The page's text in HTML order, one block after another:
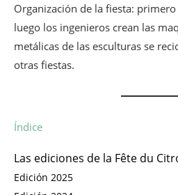
Organización de la fiesta:
luego los ingenieros crean las
metálicas de las esculturas se
otras fiestas.
Índice
Las ediciones de la Fête du
Edición 2025